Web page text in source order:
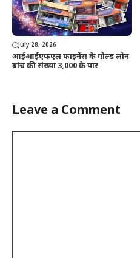
July 28, 2026
आईआईएफएल फाइनेंस के गोल्ड लोन
ब्रांच की संख्या 3,000 के पार
Leave a Comment